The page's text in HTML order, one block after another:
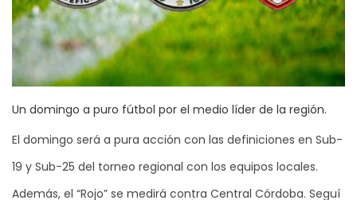
Un domingo a puro fútbol por el medio líder de la región.
El domingo será a pura acción con las definiciones en Sub-
19 y Sub-25 del torneo regional con los equipos locales.
Además, el “Rojo” se medirá contra Central Córdoba. Seguí